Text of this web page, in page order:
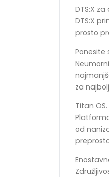
DTS:X
DTS:X
prosto
Ponesite
za
Titan
od